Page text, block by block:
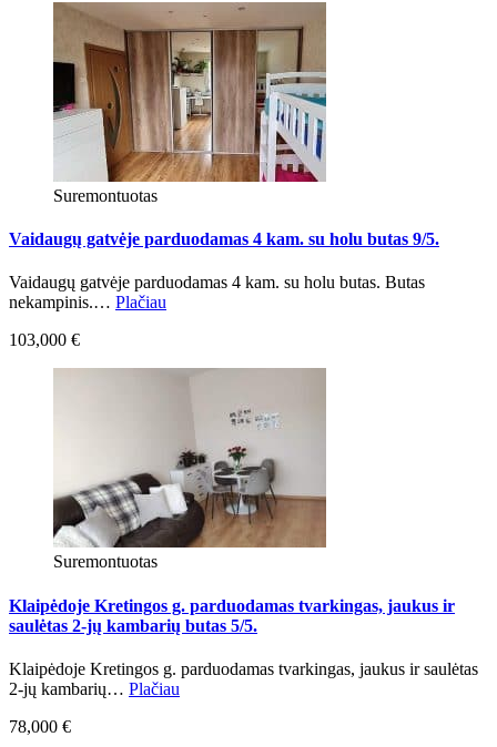
Suremontuotas
Vaidaugų gatvėje parduodamas 4 kam. su holu butas 9/5.
Vaidaugų gatvėje parduodamas 4 kam. su holu butas. Butas
nekampinis.… Plačiau
103,000 €
Suremontuotas
Klaipėdoje Kretingos g. parduodamas tvarkingas, jaukus ir
saulėtas 2-jų kambarių butas 5/5.
Klaipėdoje Kretingos g. parduodamas tvarkingas, jaukus ir saulėtas
2-jų kambarių… Plačiau
78,000 €